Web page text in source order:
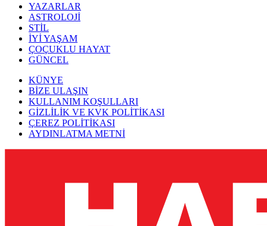
YAZARLAR
ASTROLOJİ
STİL
İYİ YAŞAM
ÇOÇUKLU HAYAT
GÜNCEL
KÜNYE
BİZE ULAŞIN
KULLANIM KOŞULLARI
GİZLİLİK VE KVK POLİTİKASI
ÇEREZ POLİTİKASI
AYDINLATMA METNİ